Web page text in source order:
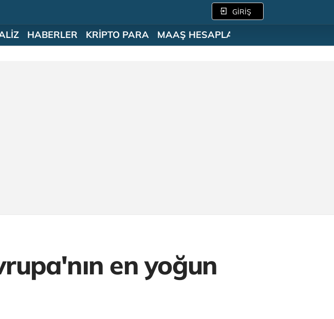
GİRİŞ
HABERLER KRİPTO PARA MAAŞ HESAPLAMA
en yoğun